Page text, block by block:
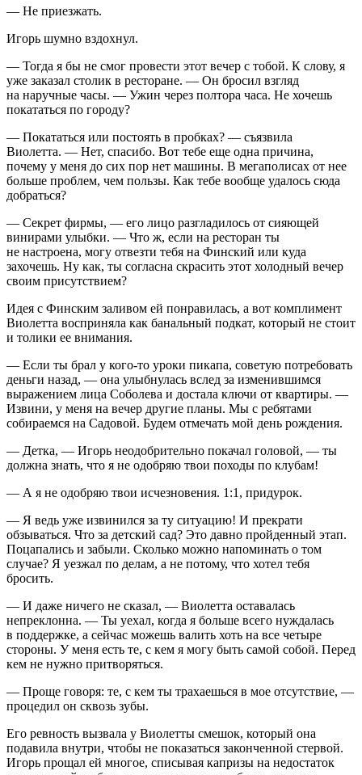
— Не приезжать.
Игорь шумно вздохнул.
— Тогда я бы не смог провести этот вечер с тобой. К слову, я
уже заказал столик в ресторане. — Он бросил взгляд
на наручные часы. — Ужин через полтора часа. Не хочешь
покататься по городу?
— Покататься или постоять в пробках? — съязвила
Виолетта. — Нет, спасибо. Вот тебе еще одна причина,
почему у меня до сих пор нет машины. В мегаполисах от нее
больше проблем, чем пользы. Как тебе вообще удалось сюда
добраться?
— Секрет фирмы, — его лицо разгладилось от сияющей
винирами улыбки. — Что ж, если на ресторан ты
не настроена, могу отвезти тебя на Финский или куда
захочешь. Ну как, ты согласна скрасить этот холодный вечер
своим присутствием?
Идея с Финским заливом ей понравилась, а вот комплимент
Виолетта восприняла как банальный подкат, который не стоит
и толики ее внимания.
— Если ты брал у кого-то уроки пикапа, советую потребовать
деньги назад, — она улыбнулась вслед за изменившимся
выражением лица Соболева и достала ключи от квартиры. —
Извини, у меня на вечер другие планы. Мы с ребятами
собираемся на Садовой. Будем отмечать мой день рождения.
— Детка, — Игорь неодобрительно покачал головой, — ты
должна знать, что я не одобряю твои походы по клубам!
— А я не одобряю твои исчезновения. 1:1, придурок.
— Я ведь уже извинился за ту ситуацию! И прекрати
обзываться. Что за детский сад? Это давно пройденный этап.
Поцапались и забыли. Сколько можно напоминать о том
случае? Я уезжал по делам, а не потому, что хотел тебя
бросить.
— И даже ничего не сказал, — Виолетта оставалась
непреклонна. — Ты уехал, когда я больше всего нуждалась
в поддержке, а сейчас можешь валить хоть на все четыре
стороны. У меня есть те, с кем я могу быть самой собой. Перед
кем не нужно притворяться.
— Проще говоря: те, с кем ты трахаешься в мое отсутствие, —
процедил он сквозь зубы.
Его ревность вызвала у Виолетты смешок, который она
подавила внутри, чтобы не показаться законченной стервой.
Игорь прощал ей многое, списывая капризы на недостаток